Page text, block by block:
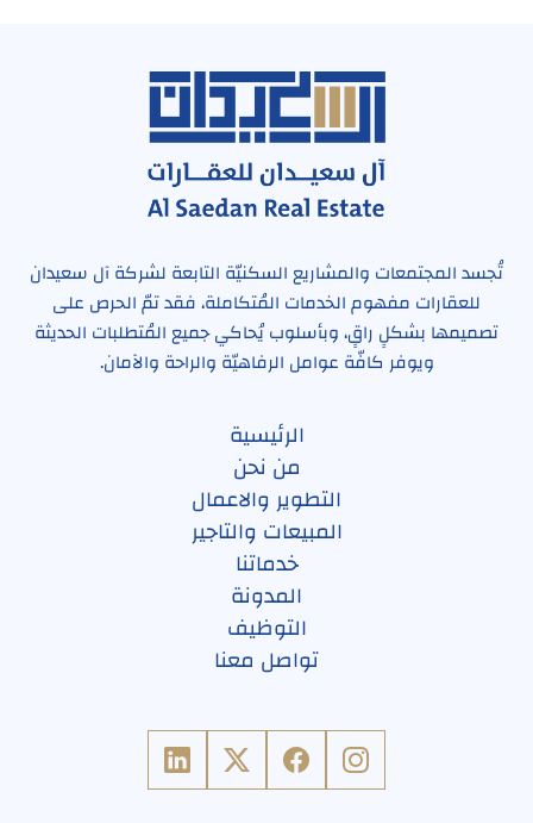
تُجسد المجتمعات والمشاريع السكنيّة التابعة لشركة آل سعيدان
للعقارات مفهوم الخدمات المُتكاملة، فقد تمّ الحرص على
تصميمها بشكلٍ راقٍ، وبأسلوب يُحاكي جميع المُتطلبات الحديثة
ويوفر كافّة عوامل الرفاهيّة والراحة والآمان.
الرئيسية
من نحن
التطوير والاعمال
المبيعات والتاجير
خدماتنا
المدونة
التوظيف
تواصل معنا